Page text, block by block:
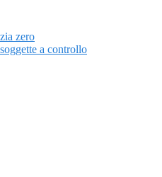
zero
a controllo